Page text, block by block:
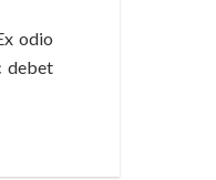
odio
debet